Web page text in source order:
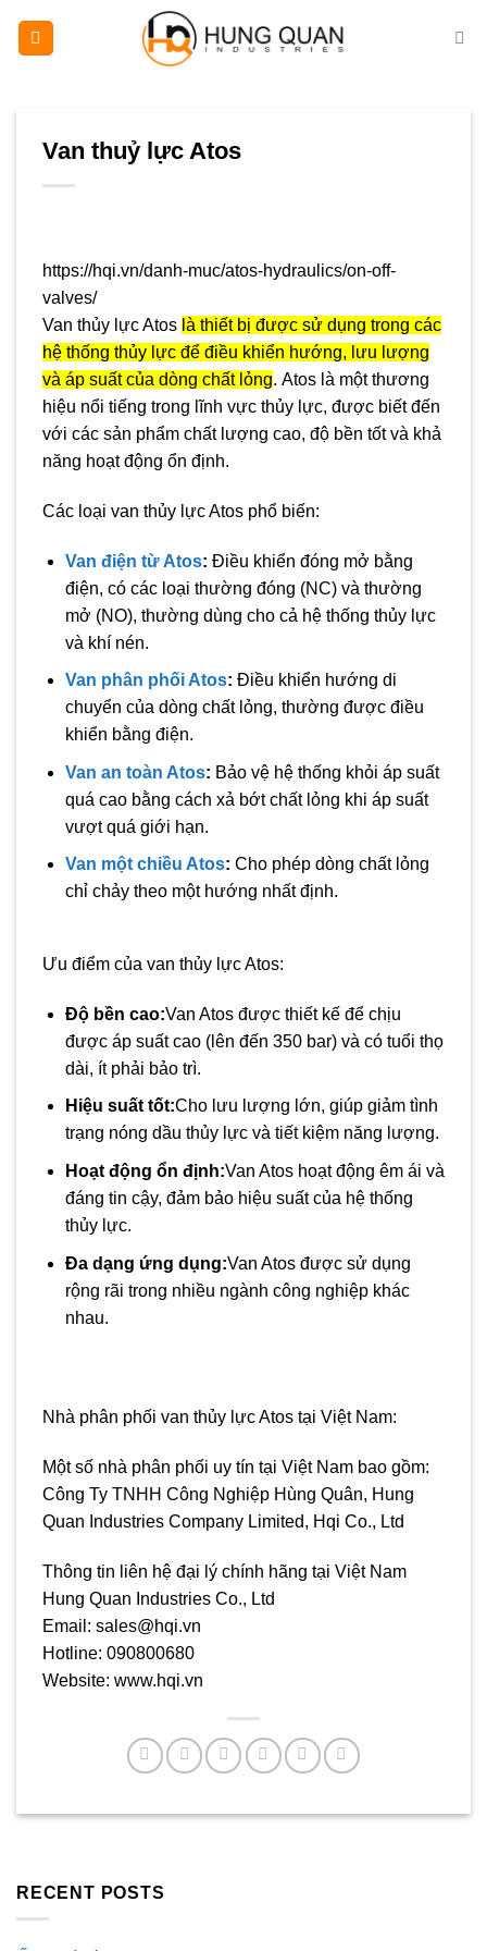
Van thuỷ lực Atos
https://hqi.vn/danh-muc/atos-hydraulics/on-off-
valves/
Van thủy lực Atos là thiết bị được sử dụng trong các
hệ thống thủy lực để điều khiển hướng, lưu lượng
và áp suất của dòng chất lỏng. Atos là một thương
hiệu nổi tiếng trong lĩnh vực thủy lực, được biết đến
với các sản phẩm chất lượng cao, độ bền tốt và khả
năng hoạt động ổn định.
Các loại van thủy lực Atos phổ biến:
Van điện từ Atos: Điều khiển đóng mở bằng
điện, có các loại thường đóng (NC) và thường
mở (NO), thường dùng cho cả hệ thống thủy lực
và khí nén.
Van phân phối Atos: Điều khiển hướng di
chuyển của dòng chất lỏng, thường được điều
khiển bằng điện.
Van an toàn Atos: Bảo vệ hệ thống khỏi áp suất
quá cao bằng cách xả bớt chất lỏng khi áp suất
vượt quá giới hạn.
Van một chiều Atos: Cho phép dòng chất lỏng
chỉ chảy theo một hướng nhất định.
Ưu điểm của van thủy lực Atos:
Độ bền cao:Van Atos được thiết kế để chịu
được áp suất cao (lên đến 350 bar) và có tuổi thọ
dài, ít phải bảo trì.
Hiệu suất tốt:Cho lưu lượng lớn, giúp giảm tình
trạng nóng dầu thủy lực và tiết kiệm năng lượng.
Hoạt động ổn định:Van Atos hoạt động êm ái và
đáng tin cậy, đảm bảo hiệu suất của hệ thống
thủy lực.
Đa dạng ứng dụng:Van Atos được sử dụng
rộng rãi trong nhiều ngành công nghiệp khác
nhau.
Nhà phân phối van thủy lực Atos tại Việt Nam:
Một số nhà phân phối uy tín tại Việt Nam bao gồm:
Công Ty TNHH Công Nghiệp Hùng Quân, Hung
Quan Industries Company Limited, Hqi Co., Ltd
Thông tin liên hệ đại lý chính hãng tại Việt Nam
Hung Quan Industries Co., Ltd
Email: sales@hqi.vn
Hotline: 090800680
Website: www.hqi.vn
RECENT POSTS